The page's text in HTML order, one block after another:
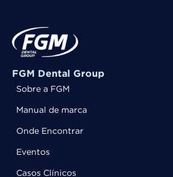
FGM Dental Group
Sobre a FGM
Manual de marca
Onde Encontrar
Eventos
Casos Clínicos